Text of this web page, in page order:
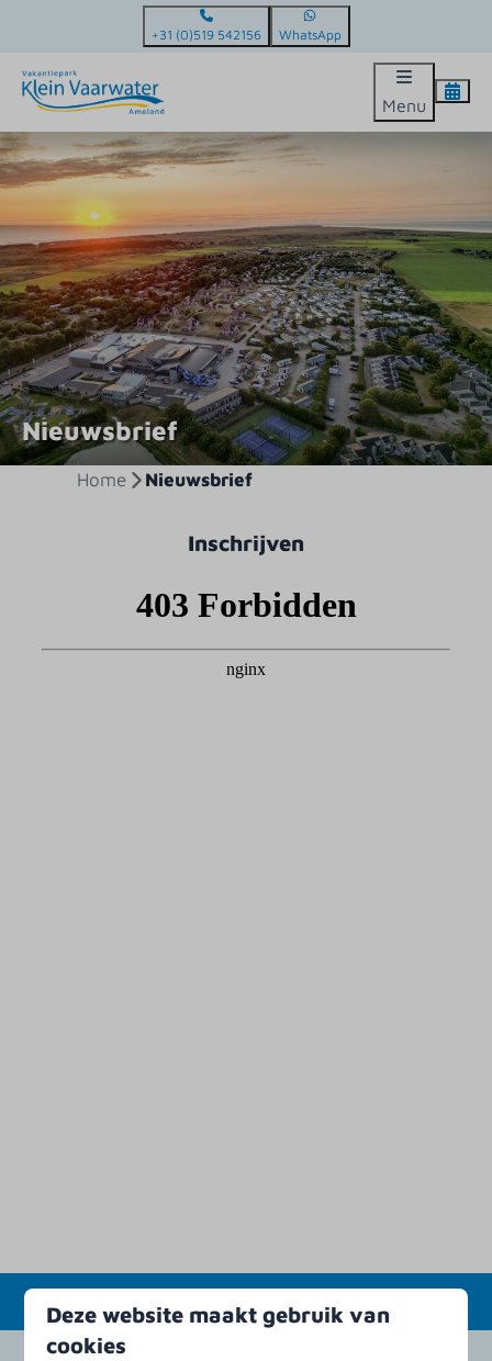
+31 (0)519 542156 WhatsApp
Menu
Nieuwsbrief
Home Nieuwsbrief
Inschrijven
Deze website maakt gebruik van
cookies